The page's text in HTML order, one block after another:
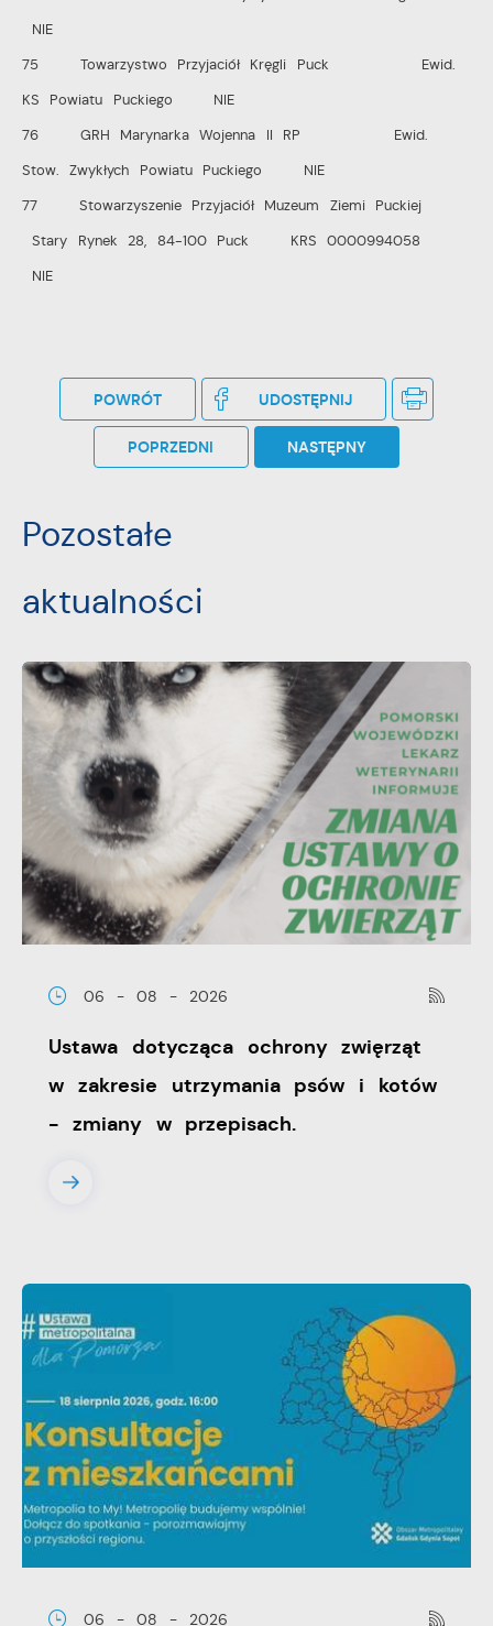
NIE
75 Towarzystwo Przyjaciół Kręgli Puck Ewid.
KS Powiatu Puckiego NIE
76 GRH Marynarka Wojenna II RP Ewid.
Stow. Zwykłych Powiatu Puckiego NIE
77 Stowarzyszenie Przyjaciół Muzeum Ziemi Puckiej
Stary Rynek 28, 84-100 Puck KRS 0000994058
NIE
POWRÓT UDOSTĘPNIJ
POPRZEDNI NASTĘPNY
Pozostałe
aktualności
06 - 08 - 2026
Ustawa dotycząca ochrony zwięrząt
w zakresie utrzymania psów i kotów
- zmiany w przepisach.
06 - 08 - 2026